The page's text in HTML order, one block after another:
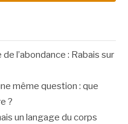
l’abondance : Rabais sur
même question : que
?
un langage du corps